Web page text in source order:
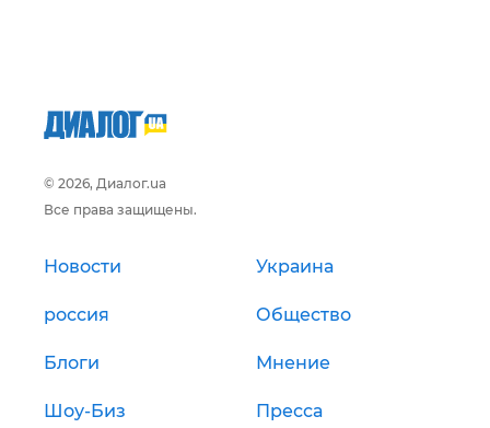
© 2026, Диалог.ua
Все права защищены.
Новости Украина
россия Общество
Блоги Мнение
Шоу-Биз Пресса